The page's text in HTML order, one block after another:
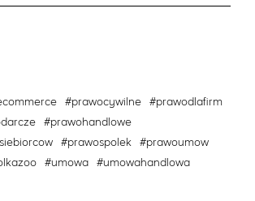
#prawocywilne
#prawodlafirm
#prawohandlowe
#prawospolek
#prawoumow
#umowa #umowahandlowa